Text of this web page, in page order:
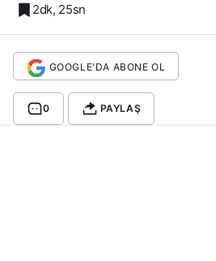
2dk, 25sn
GOOGLE'DA ABONE OL
0 PAYLAŞ